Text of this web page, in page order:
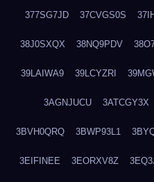
377SG7JD 37CVGS0S
38J0SXQX 38NQ9PDV
39LAIWA9 39LCYZRI
3AGNJUCU 3ATCGY3X
3BVH0QRQ 3BWP93L1
3EIFINEE 3EORXV8Z